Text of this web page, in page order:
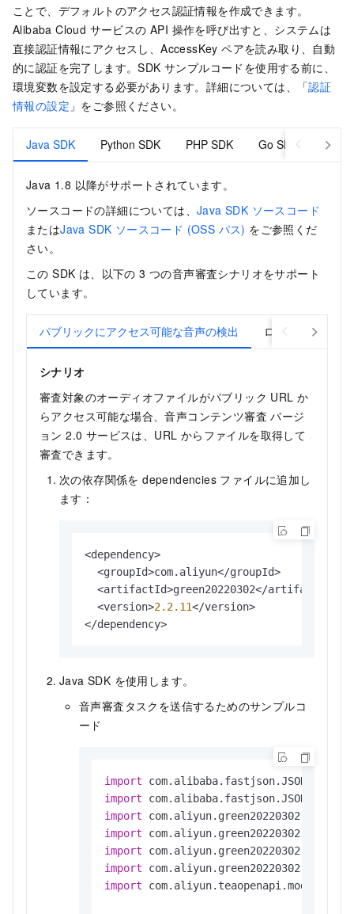
ことで、デフォルトのアクセス認証情報を作成できます。
Alibaba Cloud サービスの API 操作を呼び出すと、システムは
直接認証情報にアクセスし、AccessKey ペアを読み取り、自動
的に認証を完了します。SDK サンプルコードを使用する前に、
環境変数を設定する必要があります。詳細については、「認証
情報の設定 」をご参照ください。
Java SDK Python SDK PHP SDK Go SDK C#
Java 1.8 以降がサポートされています。
ソースコードの詳細については、 Java SDK ソースコード
またはJava SDK ソースコード (OSS パス) をご参照くだ
さい。
この SDK は、以下の 3 つの音声審査シナリオをサポート
しています。
パブリックにアクセス可能な音声の検出 ローカル音声の
シナリオ
審査対象のオーディオファイルがパブリック URL か
らアクセス可能な場合、音声コンテンツ審査バージ
ョン 2.0 サービスは、URL からファイルを取得して
審査できます。
次の依存関係をdependencies ファイルに追加し
ます：
<dependency>
  <groupId>com.aliyun</groupId>
  <artifactId>green20220302</artifactId>
  <version>
2.2.11</version>
</dependency>
Java SDK を使用します。
音声審査タスクを送信するためのサンプルコ
ード
import
import
import
import
import
import
import